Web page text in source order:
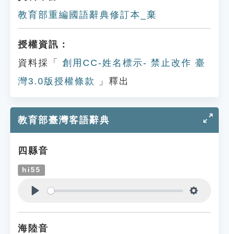
教育部重編國語辭典修訂本_棄
授權資訊：
資料採「
創用CC-姓名標示- 禁止改作 臺
灣3.0版授權條款
」釋出
教育部臺灣客語辭典
四縣音
hi55
海陸音